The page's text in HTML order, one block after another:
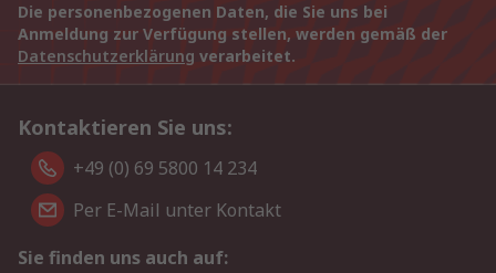
Die personenbezogenen Daten, die Sie uns bei
Anmeldung zur Verfügung stellen, werden gemäß der
Datenschutzerklärung verarbeitet.
Kontaktieren Sie uns:
+49 (0) 69 5800 14 234
Per E-Mail unter Kontakt
Sie finden uns auch auf: